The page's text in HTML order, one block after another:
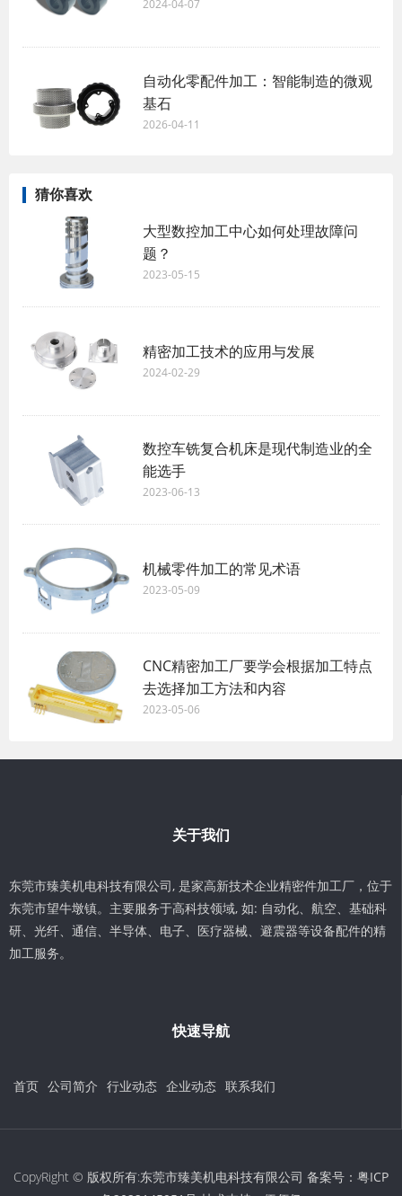
2024-04-07
自动化零配件加工：智能制造的微观
基石
2026-04-11
猜你喜欢
大型数控加工中心如何处理故障问
题？
2023-05-15
精密加工技术的应用与发展
2024-02-29
数控车铣复合机床是现代制造业的全
能选手
2023-06-13
机械零件加工的常见术语
2023-05-09
CNC精密加工厂要学会根据加工特点
去选择加工方法和内容
2023-05-06
关于我们
东莞市臻美机电科技有限公司, 是家高新技术企业精密件加工厂，位于
东莞市望牛墩镇。主要服务于高科技领域, 如: 自动化、航空、基础科
研、光纤、通信、半导体、电子、医疗器械、避震器等设备配件的精
加工服务。
快速导航
首页 公司简介 行业动态 企业动态 联系我们
CopyRight © 版权所有:东莞市臻美机电科技有限公司 备案号： 粤ICP